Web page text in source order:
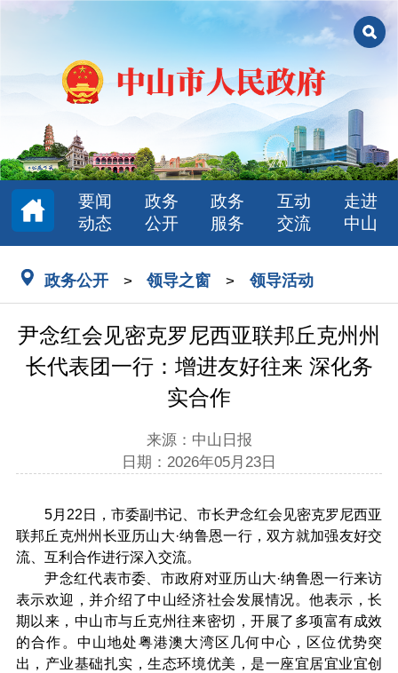
要闻
动态
政务
公开
政务
服务
互动
交流
走进
中山
政务公开 > 领导之窗 > 领导活动
尹念红会见密克罗尼西亚联邦丘克州州
长代表团一行：增进友好往来 深化务
实合作
来源：中山日报
日期：2026年05月23日
5月22日，市委副书记、市长尹念红会见密克罗尼西亚
联邦丘克州州长亚历山大·纳鲁恩一行，双方就加强友好交
流、互利合作进行深入交流。
尹念红代表市委、市政府对亚历山大·纳鲁恩一行来访
表示欢迎，并介绍了中山经济社会发展情况。他表示，长
期以来，中山市与丘克州往来密切，开展了多项富有成效
的合作。中山地处粤港澳大湾区几何中心，区位优势突
出，产业基础扎实，生态环境优美，是一座宜居宜业宜创